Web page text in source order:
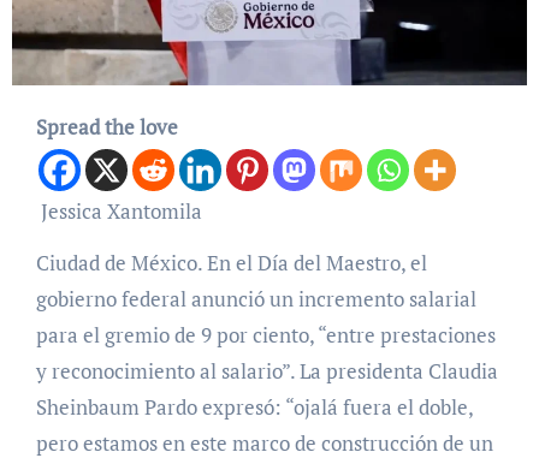
Spread the love
Jessica Xantomila
Ciudad de México. En el Día del Maestro, el
gobierno federal anunció un incremento salarial
para el gremio de 9 por ciento, “entre prestaciones
y reconocimiento al salario”. La presidenta Claudia
Sheinbaum Pardo expresó: “ojalá fuera el doble,
pero estamos en este marco de construcción de un